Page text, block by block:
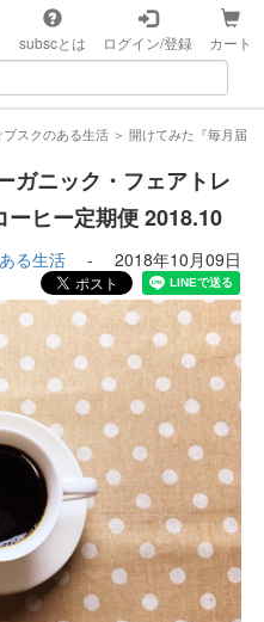
subscとは ログイン/登録 カート
ブスクのある生活 ＞ 開けてみた『毎月届
ガニック・フェアトレ
ヒー定期便 2018.10
る生活 - 2018年10月09日